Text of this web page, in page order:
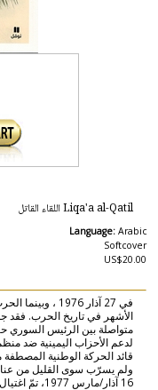
Liqa'a al-Qatil اللقاء القاتل
Language: Arabic
Softcover
US$20.00
في 27 آذار 1976
الأشهر في تاريخ الحرب.
متواصلة بين الرئيس السوري
لدعم الأحزاب اليمينية ضد
قائد الحركة الوطنية
ولم يسرّب سوى القليل من
16 آذار/